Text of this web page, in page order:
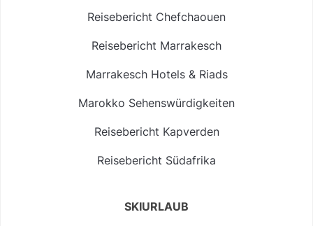
Reisebericht Chefchaouen
Reisebericht Marrakesch
Marrakesch Hotels & Riads
Marokko Sehenswürdigkeiten
Reisebericht Kapverden
Reisebericht Südafrika
SKIURLAUB